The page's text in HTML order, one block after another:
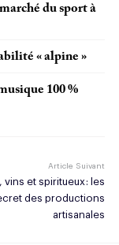
du sport à
« alpine »
100 %
Article Suivant
vins et spiritueux : les
des productions
artisanales